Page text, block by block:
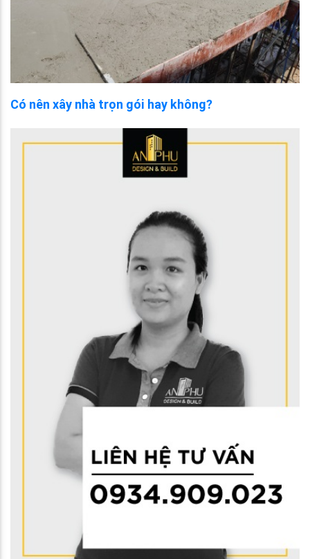
Có nên xây nhà trọn gói hay không?